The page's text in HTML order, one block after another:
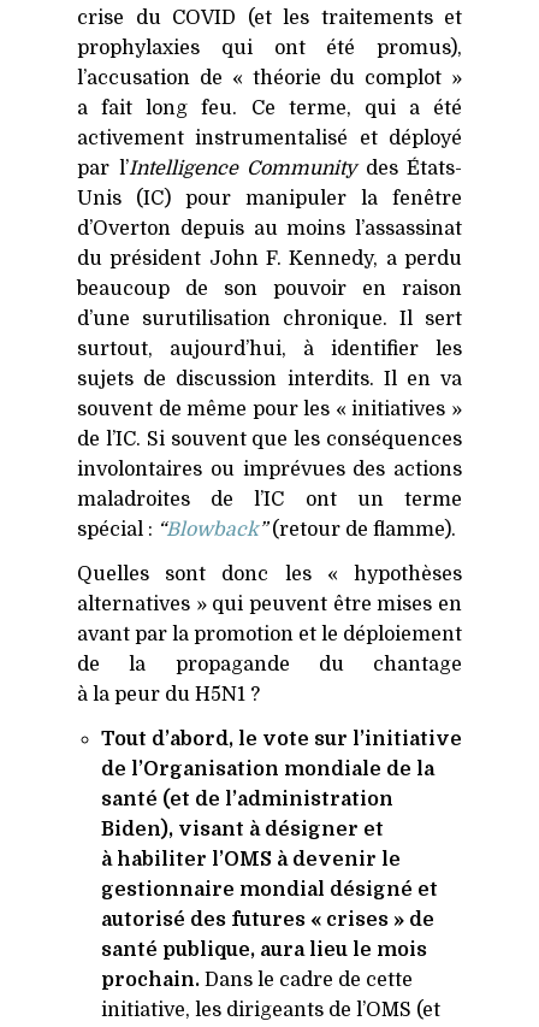
crise du COVID (et les traitements et
prophylaxies qui ont été promus),
l’accusation de « théorie du complot »
a fait long feu. Ce terme, qui a été
activement instrumentalisé et déployé
par l’Intelligence Communitydes États-
Unis (IC) pour manipuler la fenêtre
d’Overton depuis au moins l’assassinat
du président John F. Kennedy, a perdu
beaucoup de son pouvoir en raison
d’une surutilisation chronique. Il sert
surtout, aujourd’hui, à identifier les
sujets de discussion interdits. Il en va
souvent de même pour les « initiatives »
de l’IC. Si souvent que les conséquences
involontaires ou imprévues des actions
maladroites de l’IC ont un terme
spécial : “Blowback”(retour de flamme).
Quelles sont donc les « hypothèses
alternatives » qui peuvent être mises en
avant par la promotion et le déploiement
de la propagande du chantage
à la peur du H5N1 ?
Tout d’abord, le vote sur l’initiative
de l’Organisation mondiale de la
santé (et de l’administration
Biden), visant à désigner et
à habiliter l’OMS à devenir le
gestionnaire mondial désigné et
autorisé des futures « crises » de
santé publique, aura lieu le mois
prochain. Dans le cadre de cette
initiative, les dirigeants de l’OMS (et